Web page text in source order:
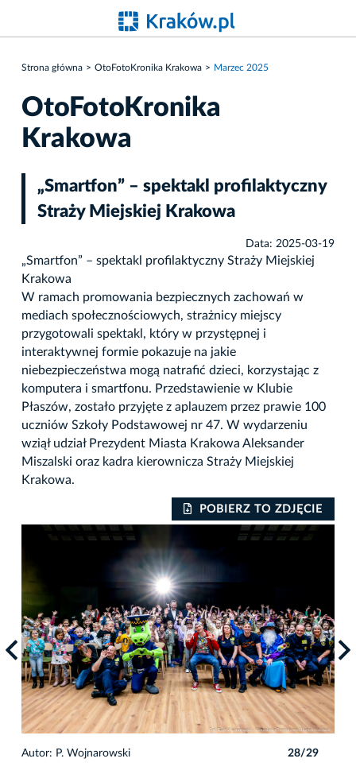
Strona główna OtoFotoKronika Krakowa Marzec 2025
OtoFotoKronika
Krakowa
„Smartfon” – spektakl profilaktyczny
Straży Miejskiej Krakowa
Data: 2025-03-19
„Smartfon” – spektakl profilaktyczny Straży Miejskiej
Krakowa
W ramach promowania bezpiecznych zachowań w
mediach społecznościowych, strażnicy miejscy
przygotowali spektakl, który w przystępnej i
interaktywnej formie pokazuje na jakie
niebezpieczeństwa mogą natrafić dzieci, korzystając z
komputera i smartfonu. Przedstawienie w Klubie
Płaszów, zostało przyjęte z aplauzem przez prawie 100
uczniów Szkoły Podstawowej nr 47. W wydarzeniu
wziął udział Prezydent Miasta Krakowa Aleksander
Miszalski oraz kadra kierownicza Straży Miejskiej
Krakowa.
POBIERZ TO ZDJĘCIE
Autor: P. Wojnarowski 28/29